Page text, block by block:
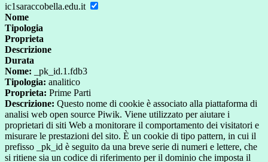
ic1saraccobella.edu.it
Nome
Tipologia
Proprieta
Descrizione
Durata
Nome: _pk_id.1.fdb3
Tipologia: analitico
Proprieta: Prime Parti
Descrizione: Questo nome di cookie è associato alla piattaforma di
analisi web open source Piwik. Viene utilizzato per aiutare i
proprietari di siti Web a monitorare il comportamento dei visitatori e
misurare le prestazioni del sito. È un cookie di tipo pattern, in cui il
prefisso _pk_id è seguito da una breve serie di numeri e lettere, che
si ritiene sia un codice di riferimento per il dominio che imposta il